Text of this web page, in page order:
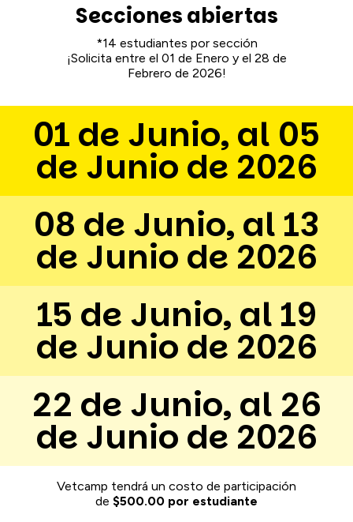
Secciones abiertas
*14 estudiantes por sección
¡Solicita entre el 01 de Enero y el 28 de
Febrero de 2026!
01 de Junio, al 05
de Junio de 2026
08 de Junio, al 13
de Junio de 2026
15 de Junio, al 19
de Junio de 2026
22 de Junio, al 26
de Junio de 2026
Vetcamp tendrá un costo de participación
de $500.00 por estudiante